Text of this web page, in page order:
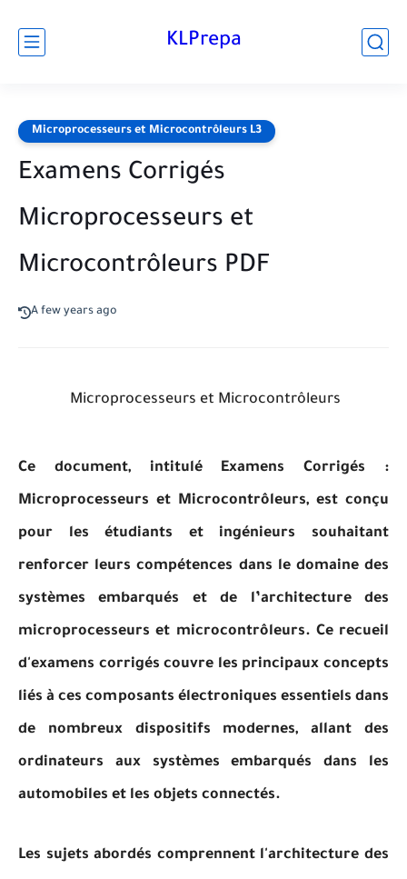
KLPrepa
Microprocesseurs et Microcontrôleurs L3
Examens Corrigés
Microprocesseurs et
Microcontrôleurs PDF
A few years ago
Microprocesseurs et Microcontrôleurs
Ce document, intitulé Examens Corrigés :
Microprocesseurs et Microcontrôleurs, est conçu
pour les étudiants et ingénieurs souhaitant
renforcer leurs compétences dans le domaine des
systèmes embarqués et de l’architecture des
microprocesseurs et microcontrôleurs. Ce recueil
d'examens corrigés couvre les principaux concepts
liés à ces composants électroniques essentiels dans
de nombreux dispositifs modernes, allant des
ordinateurs aux systèmes embarqués dans les
automobiles et les objets connectés.
Les sujets abordés comprennent l'architecture des